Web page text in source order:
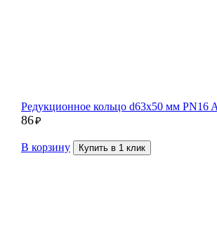
Редукционное кольцо d63x50 мм PN16
86₽
В корзину Купить в 1 клик